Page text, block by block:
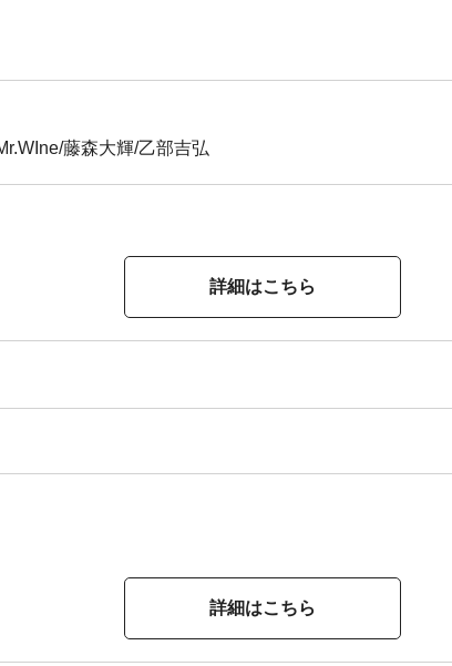
藤森大輝/乙部吉弘
詳細はこちら
詳細はこちら